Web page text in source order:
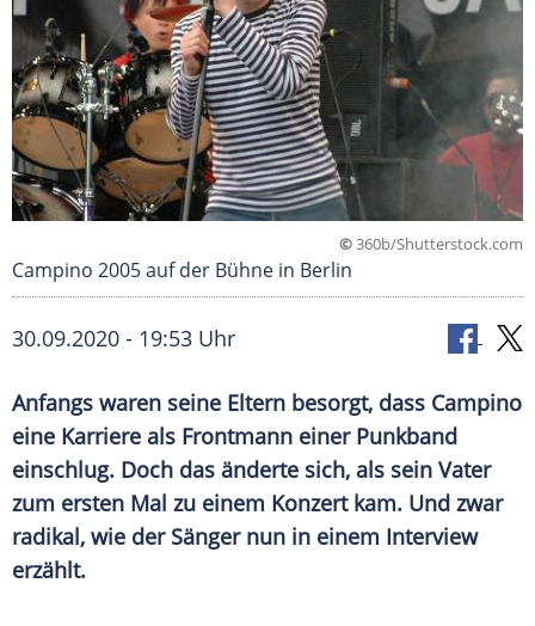
©360b/Shutterstock.com
Campino 2005 auf der Bühne in Berlin
30.09.2020 - 19:53 Uhr
Anfangs waren seine Eltern besorgt, dass Campino
eine Karriere als Frontmann einer Punkband
einschlug. Doch das änderte sich, als sein Vater
zum ersten Mal zu einem Konzert kam. Und zwar
radikal, wie der Sänger nun in einem Interview
erzählt.